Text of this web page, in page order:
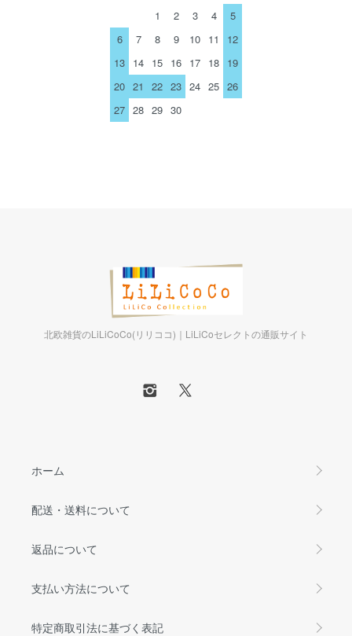
1
2 3 4
5
6
7 8 9 10 11
12
13 14 15 16 17 18 19
20 21 22 23 24 25 26
27 28 29 30
北欧雑貨のLiLiCoCo(リリココ)｜LiLiCoセレクトの通販サイト
ホーム
配送・送料について
返品について
支払い方法について
特定商取引法に基づく表記